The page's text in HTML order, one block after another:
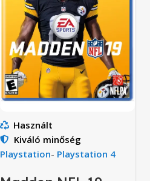
Használt
Kiváló minőség
Playstation- Playstation 4